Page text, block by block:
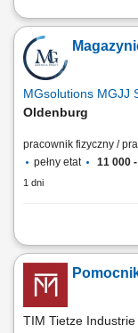
Zakres obowiązków:
zapotrzebowaniem
towarów do dalszej
magazynowych i
Przestrzeganie
MGsolutions MGJJ
Oldenburg
pracownik fizyczny /
pełny etat
11 000 -
1 dni
Zakres zadań:
warzyw; Praca z
towaru i kontrola jego
magazynie;
TIM Tietze